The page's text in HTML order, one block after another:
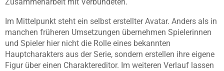
Zusammenarbeit mit Verbündeten.
Im Mittelpunkt steht ein selbst erstellter Avatar. Anders als in
manchen früheren Umsetzungen übernehmen Spielerinnen
und Spieler hier nicht die Rolle eines bekannten
Hauptcharakters aus der Serie, sondern erstellen ihre eigene
Figur über einen Charaktereditor. Im weiteren Verlauf lassen